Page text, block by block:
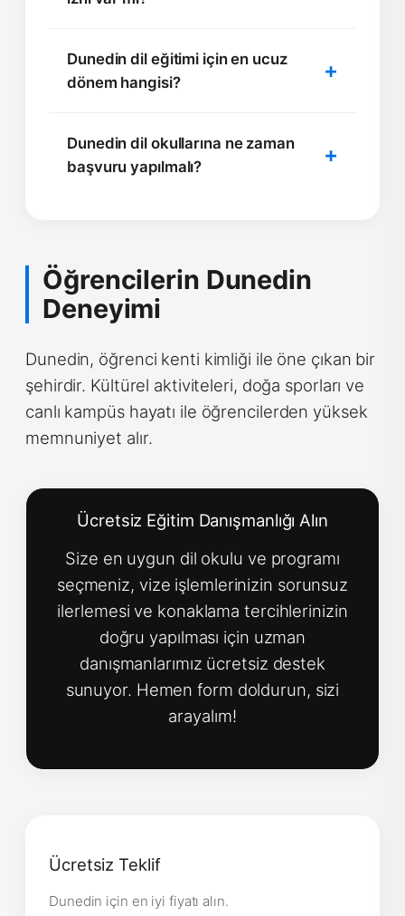
Dunedin dil eğitimi için en ucuz
dönem hangisi?
Dunedin dil okullarına ne zaman
başvuru yapılmalı?
Öğrencilerin Dunedin
Deneyimi
Dunedin, öğrenci kenti kimliği ile öne çıkan bir
şehirdir. Kültürel aktiviteleri, doğa sporları ve
canlı kampüs hayatı ile öğrencilerden yüksek
memnuniyet alır.
Ücretsiz Eğitim Danışmanlığı Alın
Size en uygun dil okulu ve programı
seçmeniz, vize işlemlerinizin sorunsuz
ilerlemesi ve konaklama tercihlerinizin
doğru yapılması için uzman
danışmanlarımız ücretsiz destek
sunuyor. Hemen form doldurun, sizi
arayalım!
Ücretsiz Teklif
Dunedin için en iyi fiyatı alın.